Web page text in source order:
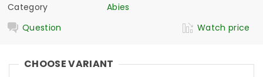
Category
Abies
Question
Watch price
CHOOSE VARIANT